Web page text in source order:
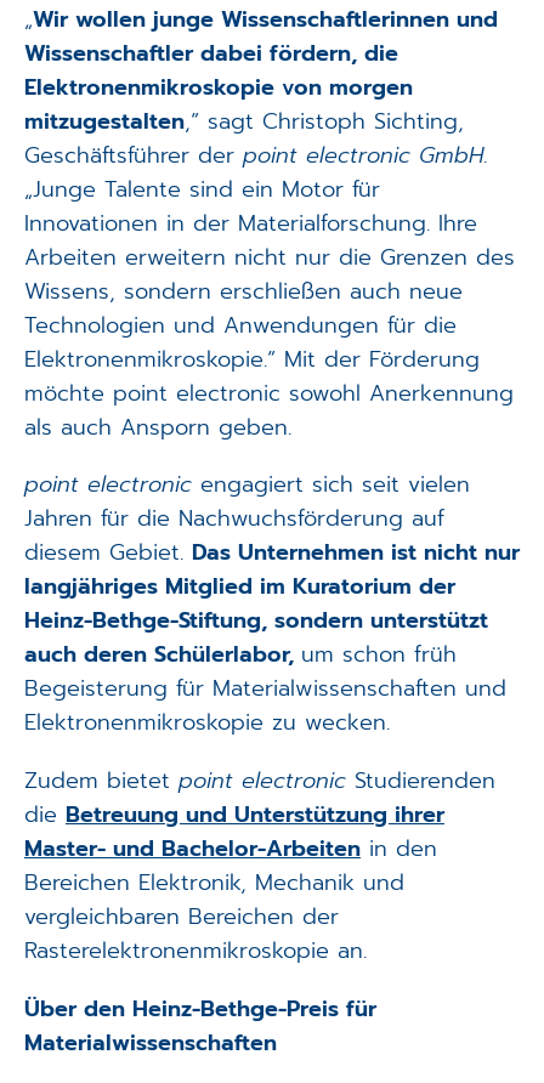
„Wir wollen junge Wissenschaftlerinnen und
Wissenschaftler dabei fördern, die
Elektronenmikroskopie von morgen
mitzugestalten,“ sagt Christoph Sichting,
Geschäftsführer der point electronic GmbH.
„Junge Talente sind ein Motor für
Innovationen in der Materialforschung. Ihre
Arbeiten erweitern nicht nur die Grenzen des
Wissens, sondern erschließen auch neue
Technologien und Anwendungen für die
Elektronenmikroskopie.“ Mit der Förderung
möchte point electronic sowohl Anerkennung
als auch Ansporn geben.
point electronicengagiert sich seit vielen
Jahren für die Nachwuchsförderung auf
diesem Gebiet. Das Unternehmen ist nicht nur
langjähriges Mitglied im Kuratorium der
Heinz-Bethge-Stiftung, sondern unterstützt
auch deren Schülerlabor, um schon früh
Begeisterung für Materialwissenschaften und
Elektronenmikroskopie zu wecken.
Zudem bietet point electronicStudierenden
die Betreuung und Unterstützung ihrer
Master- und Bachelor-Arbeitenin den
Bereichen Elektronik, Mechanik und
vergleichbaren Bereichen der
Rasterelektronenmikroskopie an.
Über den Heinz-Bethge-Preis für
Materialwissenschaften